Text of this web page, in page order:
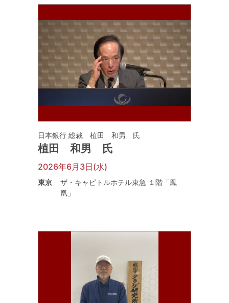
日本銀行 総裁 植田 和男 氏
植田 和男 氏
2026年6月3日(水)
東京
ザ・キャピトルホテル東急 １階「鳳
凰」